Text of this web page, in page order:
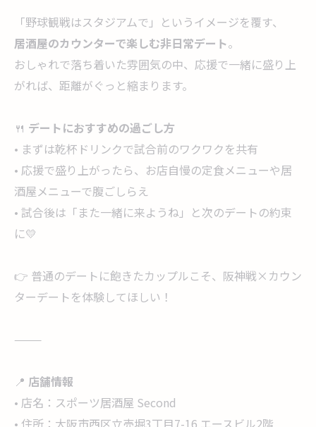
「野球観戦はスタジアムで」というイメージを覆す、
居酒屋のカウンターで楽しむ非日常デート。
おしゃれで落ち着いた雰囲気の中、応援で一緒に盛り上
がれば、距離がぐっと縮まります。
🍴 デートにおすすめの過ごし方
• まずは乾杯ドリンクで試合前のワクワクを共有
• 応援で盛り上がったら、お店自慢の定食メニューや居
酒屋メニューで腹ごしらえ
• 試合後は「また一緒に来ようね」と次のデートの約束
に💛
👉 普通のデートに飽きたカップルこそ、阪神戦×カウン
ターデートを体験してほしい！
⸻
📍 店舗情報
• 店名：スポーツ居酒屋 Second
• 住所：大阪市西区立売堀3丁目7-16 エースビル2階